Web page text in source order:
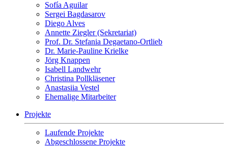
Sofía Aguilar
Sergei Bagdasarov
Diego Alves
Annette Ziegler (Sekretariat)
Prof. Dr. Stefania Degaetano-Ortlieb
Dr. Marie-Pauline Krielke
Jörg Knappen
Isabell Landwehr
Christina Pollkläsener
Anastasiia Vestel
Ehemalige Mitarbeiter
Projekte
Laufende Projekte
Abgeschlossene Projekte